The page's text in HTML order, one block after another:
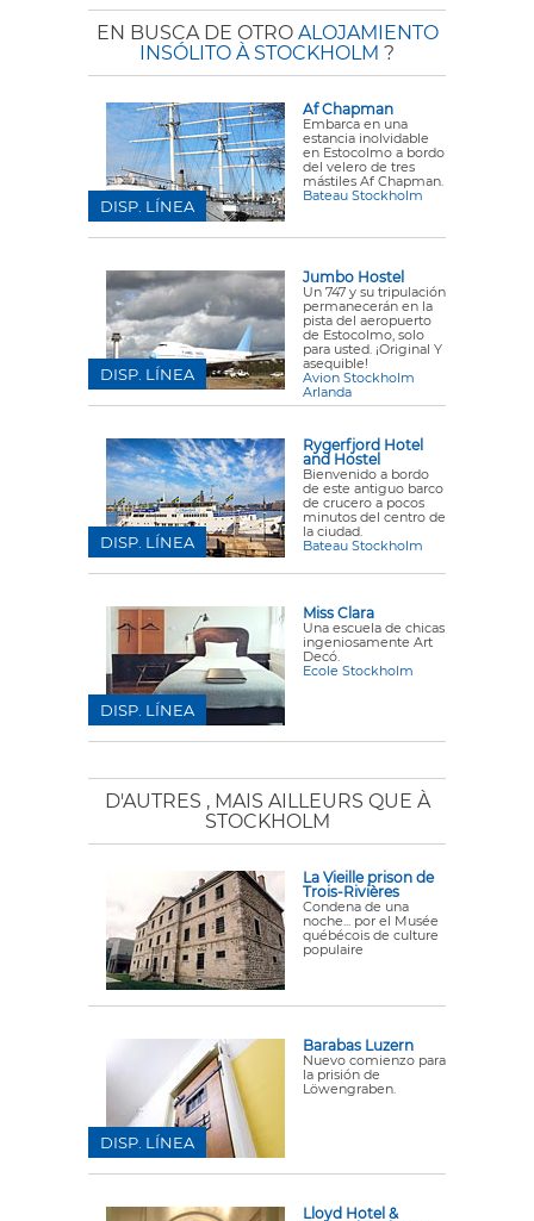
EN BUSCA DE OTRO ALOJAMIENTO
INSÓLITO À STOCKHOLM ?
Af Chapman
Embarca en una
estancia inolvidable
en Estocolmo a bordo
del velero de tres
mástiles Af Chapman.
Bateau Stockholm
DISP. LÍNEA
Jumbo Hostel
Un 747 y su tripulación
permanecerán en la
pista del aeropuerto
de Estocolmo, solo
para usted. ¡Original Y
asequible!
Avion Stockholm
Arlanda
DISP. LÍNEA
Rygerfjord Hotel
and Hostel
Bienvenido a bordo
de este antiguo barco
de crucero a pocos
minutos del centro de
la ciudad.
Bateau Stockholm
DISP. LÍNEA
Miss Clara
Una escuela de chicas
ingeniosamente Art
Decó.
Ecole Stockholm
DISP. LÍNEA
D'AUTRES , MAIS AILLEURS QUE À
STOCKHOLM
La Vieille prison de
Trois-Rivières
Condena de una
noche... por el Musée
québécois de culture
populaire
Barabas Luzern
Nuevo comienzo para
la prisión de
Löwengraben.
DISP. LÍNEA
Lloyd Hotel &